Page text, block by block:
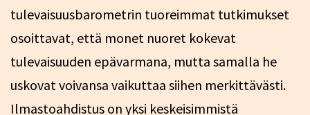
tulevaisuusbarometrin tuoreimmat tutkimukset
osoittavat, että monet nuoret kokevat
tulevaisuuden epävarmana, mutta samalla he
uskovat voivansa vaikuttaa siihen merkittävästi​.
Ilmastoahdistus on yksi keskeisimmistä